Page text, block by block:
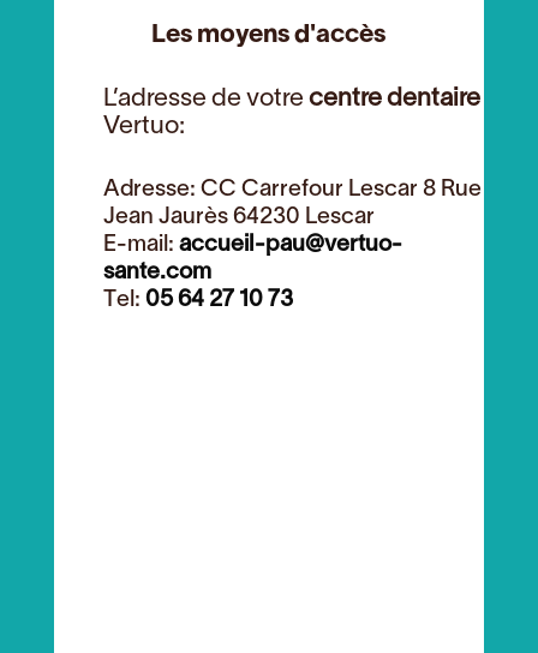
Les moyens d'accès
L’adresse de votre centre dentaire
Vertuo:
Adresse: CC Carrefour Lescar 8 Rue
Jean Jaurès 64230 Lescar
E-mail: accueil-pau@vertuo-
sante.com
Tel: 05 64 27 10 73